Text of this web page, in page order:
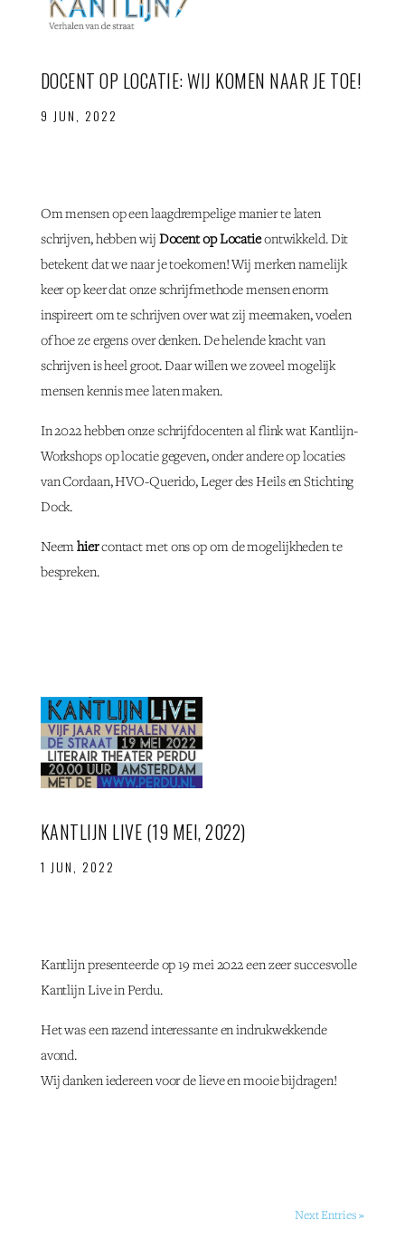
DOCENT OP LOCATIE: WIJ KOMEN NAAR JE TOE!
9 JUN, 2022
Om mensen op een laagdrempelige manier te laten
schrijven, hebben wij Docent op Locatieontwikkeld. Dit
betekent dat we naar je toekomen! Wij merken namelijk
keer op keer dat onze schrijfmethode mensen enorm
inspireert om te schrijven over wat zij meemaken, voelen
of hoe ze ergens over denken. De helende kracht van
schrijven is heel groot. Daar willen we zoveel mogelijk
mensen kennis mee laten maken.
In 2022 hebben onze schrijfdocenten al flink wat Kantlijn-
Workshops op locatie gegeven, onder andere op locaties
van Cordaan, HVO-Querido, Leger des Heils en Stichting
Dock.
Neemhiercontact met ons op om de mogelijkheden te
bespreken.
KANTLIJN LIVE (19 MEI, 2022)
1 JUN, 2022
Kantlijn presenteerde op 19 mei 2022 een zeer succesvolle
Kantlijn Live in Perdu.
Het was een razend interessante en indrukwekkende
avond.
Wij danken iedereen voor de lieve en mooie bijdragen!
Next Entries »